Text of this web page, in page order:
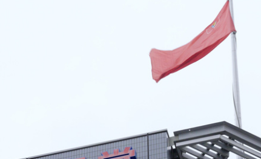
Legendary
調達額が大き